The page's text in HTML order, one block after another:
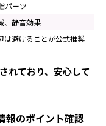
パーツ
、静音効果
は避けることが公式推奨
れており、安心して
報のポイント確認